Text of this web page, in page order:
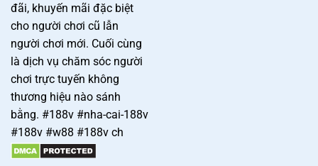
đãi, khuyến mãi đặc biệt
cho người chơi cũ lẫn
người chơi mới. Cuối cùng
là dịch vụ chăm sóc người
chơi trực tuyến không
thương hiệu nào sánh
bằng. #188v #nha-cai-188v
#188v #w88 #188v ch